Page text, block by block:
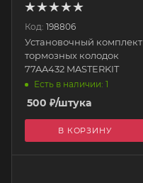
Код: 198806
Установочный комплект
тормозных колодок
77AA432 MASTERKIT
Есть в наличии: 1
500 ₽/штука
В КОРЗИНУ